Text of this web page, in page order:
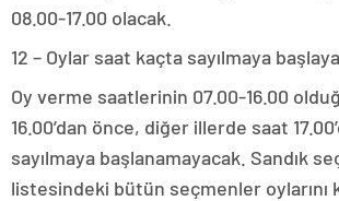
08.00-17.00 olacak.
12 – Oylar saat kaçta sayılmaya
Oy verme saatlerinin 07.00-16.00
16.00’dan önce, diğer illerde saat
sayılmaya başlanamayacak. Sandık
listesindeki bütün seçmenler oylarını